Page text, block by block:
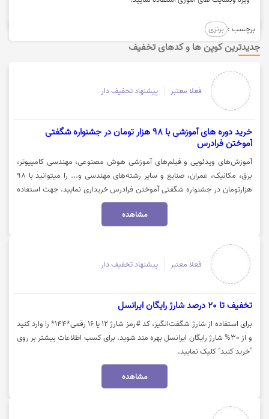
برچسب : برنزی
جدیدترین کوپن ها و کدهای تخفیف
فعلا معتبر پیشنهاد تخفیف دار
خرید دوره های آموزشی با 98 هزار تومان در جشنواره شگفتی
آموختن فرادرس
آموزش‌های ویدئویی و فیلم‌های آموزشی هوش مصنوعی، مهندسی کامپیوتر،
برق، مکانیک، عمران، صنایع و سایر رشته‌های مهندسی و... را میتوانید با 98
هزارتومان در جشنواره شگفتی آموختن فرادرس خریداری نمایید. جهت استفاده
از تخفیف روی گزینه "خرید کنید" کلیک نمایید.
مشاهده
فعلا معتبر پیشنهاد تخفیف دار
تخفیف تا 20 درصد شارژ رایگان ایرانسل
برای استفاده از شارژ شگفت‌انگیز، کد #رمز شارژ ۱۲ یا ۱۶ رقمی*۱۴۴* را وارد کنید
و از 30% شارژ رایگان ایرانسل بهره مند شوید. برای کسب اطلاعات بیشتر بر روی
"خرید کنید" کلیک نمایید.
مشاهده